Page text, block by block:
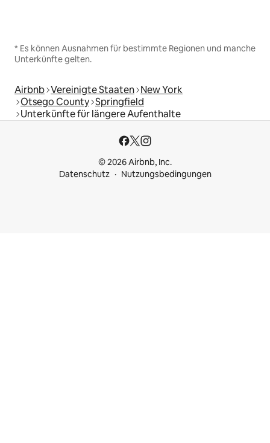
* Es können Ausnahmen für bestimmte Regionen und manche
Unterkünfte gelten.
Airbnb Vereinigte Staaten New York
Otsego County Springfield
Unterkünfte für längere Aufenthalte
© 2026 Airbnb, Inc.
Datenschutz
Nutzungsbedingungen